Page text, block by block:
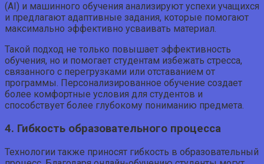
(AI) и машинного обучения анализируют успехи учащихся
и предлагают адаптивные задания, которые помогают
максимально эффективно усваивать материал.
Такой подход не только повышает эффективность
обучения, но и помогает студентам избежать стресса,
связанного с перегрузками или отставанием от
программы. Персонализированное обучение создает
более комфортные условия для студентов и
способствует более глубокому пониманию предмета.
4. Гибкость образовательного процесса
Технологии также приносят гибкость в образовательный